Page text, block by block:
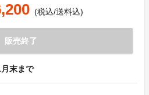
(税込/送料込)
販売終了
末まで